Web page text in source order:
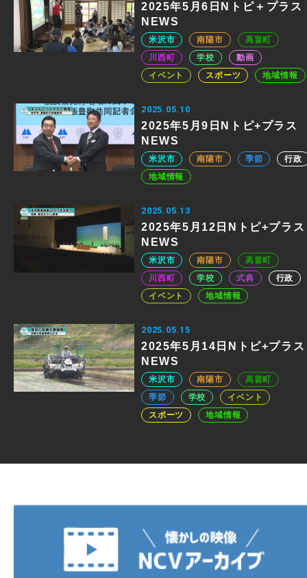
2025年5月6日Nトピ＋プラス
NEWS
米沢市 南陽市
高畠町
川西町
学校
動画
イベント
スポーツ 地域情報
2025.05.10
2025年5月9日Nトピ+プラス
NEWS
米沢市 南陽市 季節
行政
地域情報
2025.05.13
2025年5月12日Nトピ+プラス
NEWS
米沢市 南陽市
高畠町
川西町
学校 式典
行政
イベント
地域情報
2025.05.15
2025年5月14日Nトピ+プラス
NEWS
米沢市 南陽市
高畠町
季節
学校
イベント
スポーツ
地域情報